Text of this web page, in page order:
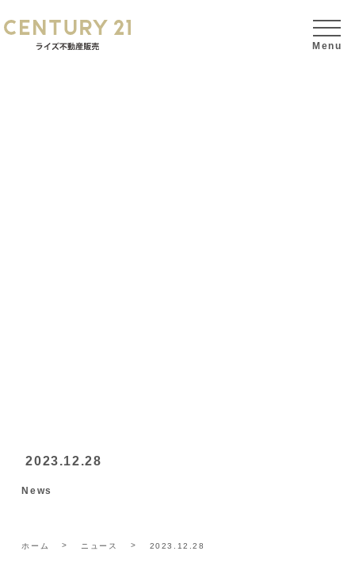
2023.12.28
News
ホーム ニュース 2023.12.28